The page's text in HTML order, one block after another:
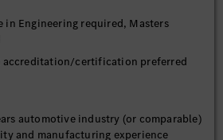
and if necessary coordinate external,
and material properties
Coordinate with Engineering
concept
in Engineering required, Masters
accreditation/certification preferred
automotive industry (or comparable)
and manufacturing experience